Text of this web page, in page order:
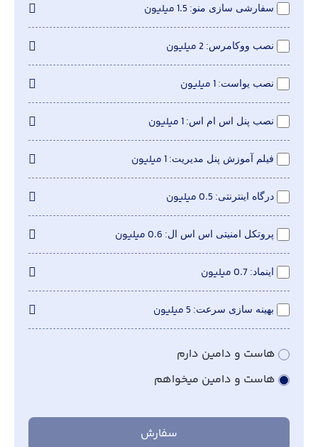
سفارشی سازی منو 1.5 میلیون
نصب ووکامرس 2 میلیون
نصب یواست 1 میلیون
نصب پنل اس ام اس 1 میلیون
فیلم آموزش پنل مدیریت 1 میلیون
درگاه اینترنتی 0.5 میلیون
پروتکل امنیتی اس اس ال 0.6 میلیون
اینماد 0.7 میلیون
بهینه سازی سرعت 5 میلیون
هاست و دامین دارم
هاست و دامین میخواهم
سفارش